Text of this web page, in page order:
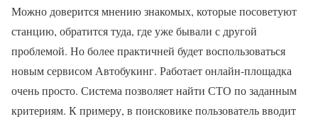
Можно доверится мнению знакомых, которые посоветуют
станцию, обратится туда, где уже бывали с другой
проблемой. Но более практичней будет воспользоваться
новым сервисом Автобукинг. Работает онлайн-площадка
очень просто. Система позволяет найти СТО по заданным
критериям. К примеру, в поисковике пользователь вводит